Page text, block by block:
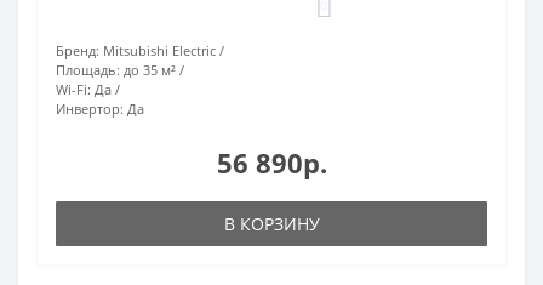
Бренд: Mitsubishi Electric
Площадь: до 35 м²
Wi-Fi: Да
Инвертор: Да
56 890р.
В КОРЗИНУ